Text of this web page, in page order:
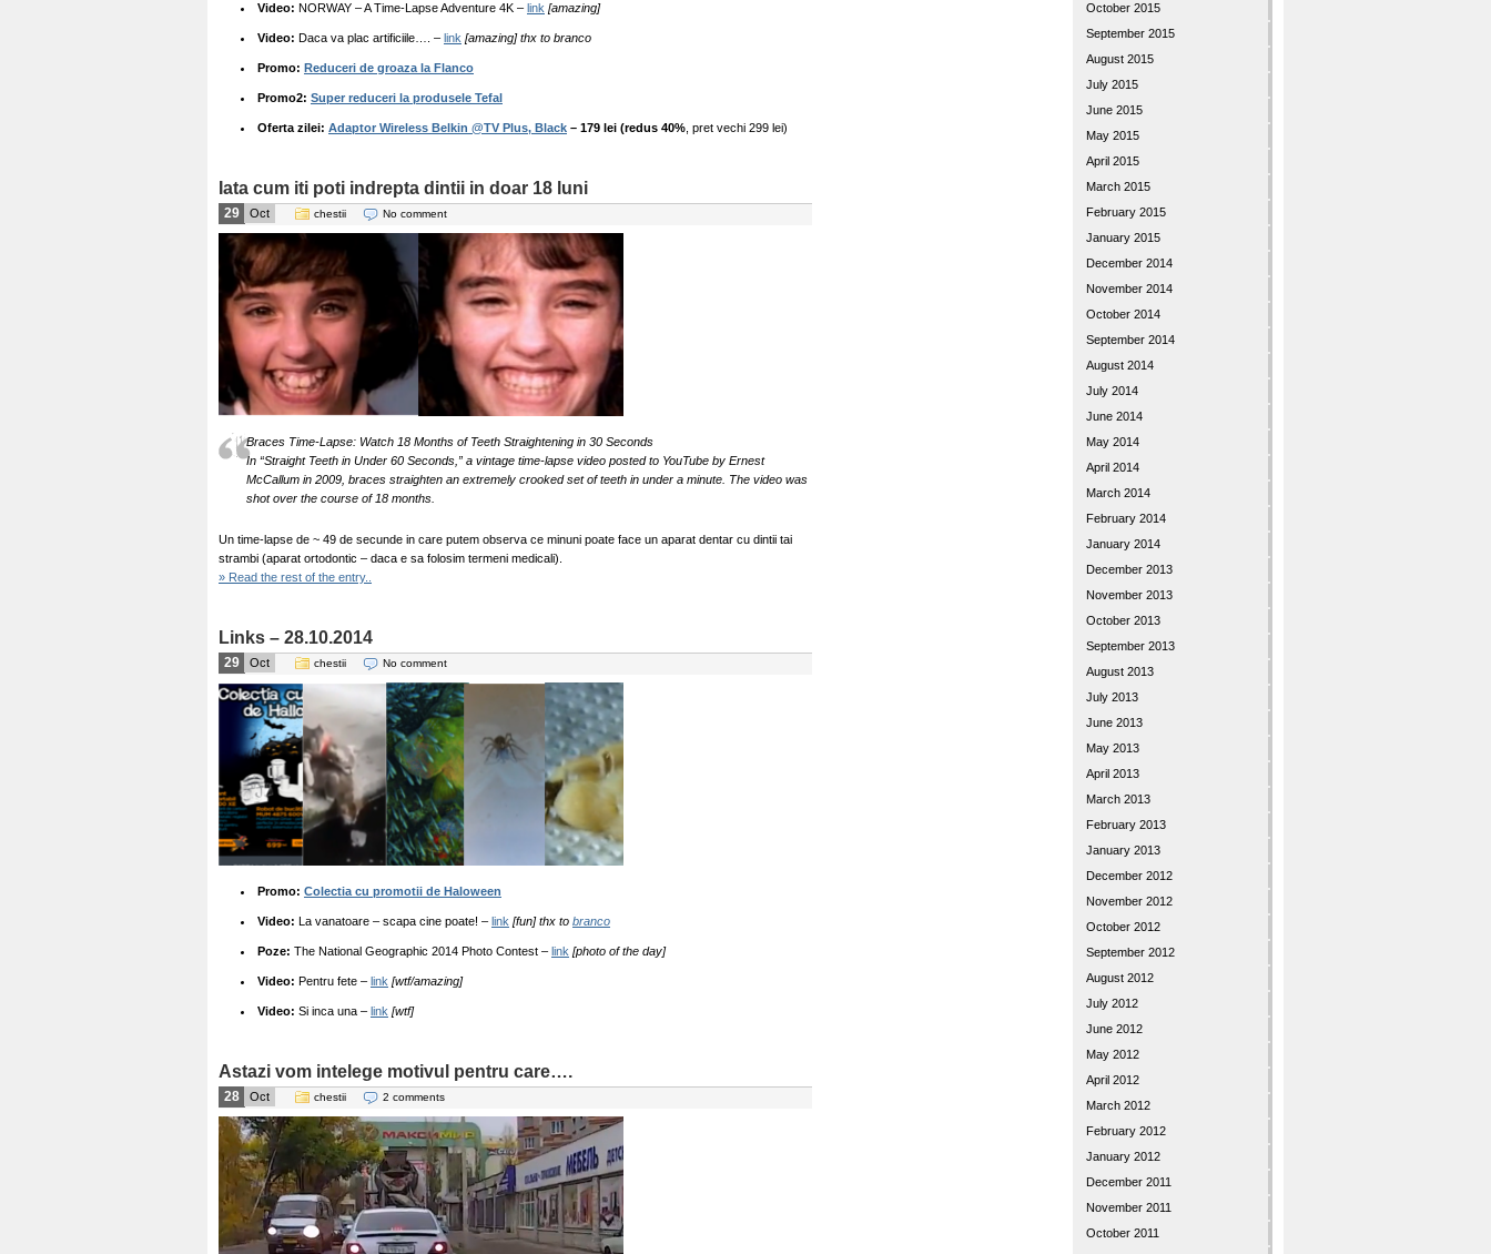
Video: NORWAY – A Time-Lapse Adventure 4K – link [amazing]
Video: Daca va plac artificiile…. – link [amazing] thx to branco
Promo: Reduceri de groaza la Flanco
Promo2: Super reduceri la produsele Tefal
Oferta zilei: Adaptor Wireless Belkin @TV Plus, Black – 179 lei (redus 40% , pret vechi 299 lei)
Iata cum iti poti indrepta dintii in doar 18 luni
29 Oct chestii No comment
Braces Time-Lapse: Watch 18 Months of Teeth Straightening in 30 Seconds
In “Straight Teeth in Under 60 Seconds,” a vintage time-lapse video posted to YouTube by Ernest
McCallum in 2009, braces straighten an extremely crooked set of teeth in under a minute. The video was
shot over the course of 18 months.
Un time-lapse de ~ 49 de secunde in care putem observa ce minuni poate face un aparat dentar cu dintii tai
strambi (aparat ortodontic – daca e sa folosim termeni medicali).
» Read the rest of the entry..
Links – 28.10.2014
29 Oct chestii No comment
Promo: Colectia cu promotii de Haloween
Video: La vanatoare – scapa cine poate! – link [fun] thx to branco
Poze: The National Geographic 2014 Photo Contest – link [photo of the day]
Video: Pentru fete – link [wtf/amazing]
Video: Si inca una – link [wtf]
Astazi vom intelege motivul pentru care….
28 Oct chestii 2 comments
October 2015
September 2015
August 2015
July 2015
June 2015
May 2015
April 2015
March 2015
February 2015
January 2015
December 2014
November 2014
October 2014
September 2014
August 2014
July 2014
June 2014
May 2014
April 2014
March 2014
February 2014
January 2014
December 2013
November 2013
October 2013
September 2013
August 2013
July 2013
June 2013
May 2013
April 2013
March 2013
February 2013
January 2013
December 2012
November 2012
October 2012
September 2012
August 2012
July 2012
June 2012
May 2012
April 2012
March 2012
February 2012
January 2012
December 2011
November 2011
October 2011